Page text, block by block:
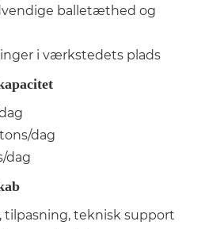
balletæthed og
i værkstedets plads
dag
dag
tilpasning, teknisk support